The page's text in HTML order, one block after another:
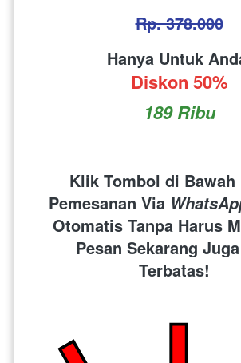
Rp. 378.000
Hanya Untuk
Diskon 50%
189 Ribu
Klik Tombol di Bawah
Pemesanan Via
Otomatis Tanpa Harus
Pesan Sekarang
Terbatas!